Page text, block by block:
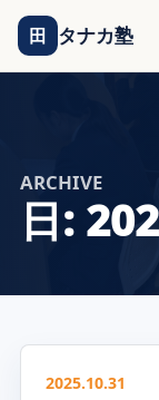
田 タナカ塾
ARCHIVE
日:
2025.10.31